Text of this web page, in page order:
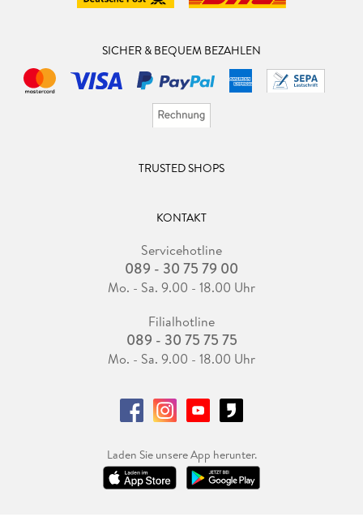
SICHER & BEQUEM BEZAHLEN
TRUSTED SHOPS
KONTAKT
Servicehotline
089 - 30 75 79 00
Mo. - Sa. 9.00 - 18.00 Uhr
Filialhotline
089 - 30 75 75 75
Mo. - Sa. 9.00 - 18.00 Uhr
Laden Sie unsere App herunter.